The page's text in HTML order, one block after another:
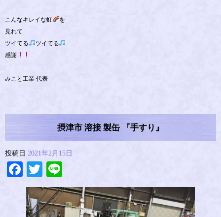
こんなキレイな虹
を
見れて
ツイてる
ツイてる
感謝
みこと工業 代表
摂津市 溶接 製缶 『手すり』
投稿日 2021年2月15日
Facebook
Twitter